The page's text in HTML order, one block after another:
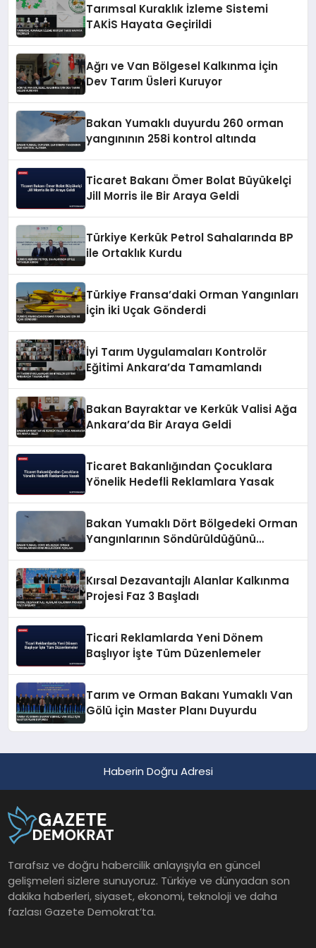
Tarımsal Kuraklık İzleme Sistemi
TAKİS Hayata Geçirildi
Ağrı ve Van Bölgesel Kalkınma İçin
Dev Tarım Üsleri Kuruyor
Bakan Yumaklı duyurdu 260 orman
yangınının 258i kontrol altında
Ticaret Bakanı Ömer Bolat Büyükelçi
Jill Morris ile Bir Araya Geldi
Türkiye Kerkük Petrol Sahalarında BP
ile Ortaklık Kurdu
Türkiye Fransa’daki Orman Yangınları
İçin İki Uçak Gönderdi
İyi Tarım Uygulamaları Kontrolör
Eğitimi Ankara’da Tamamlandı
Bakan Bayraktar ve Kerkük Valisi Ağa
Ankara’da Bir Araya Geldi
Ticaret Bakanlığından Çocuklara
Yönelik Hedefli Reklamlara Yasak
Bakan Yumaklı Dört Bölgedeki Orman
Yangınlarının Söndürüldüğünü
Kırsal Dezavantajlı Alanlar Kalkınma
Projesi Faz 3 Başladı
Ticari Reklamlarda Yeni Dönem
Başlıyor İşte Tüm Düzenlemeler
Tarım ve Orman Bakanı Yumaklı Van
Gölü İçin Master Planı Duyurdu
Haberin Doğru Adresi
Tarafsız ve doğru habercilik anlayışıyla en güncel
gelişmeleri sizlere sunuyoruz. Türkiye ve dünyadan son
dakika haberleri, siyaset, ekonomi, teknoloji ve daha
fazlası Gazete Demokrat’ta.